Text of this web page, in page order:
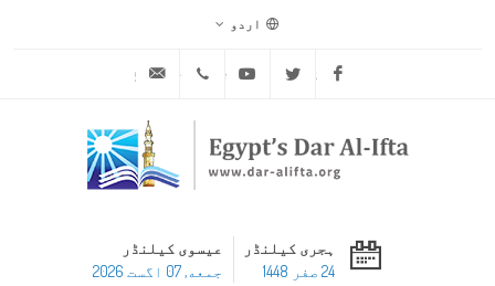
اردو
Facebook
Twitter
Youtube
ہجری کیلنڈر
24 صفر 1448
عیسوی کیلنڈر
جمعه, 07 اگست 2026